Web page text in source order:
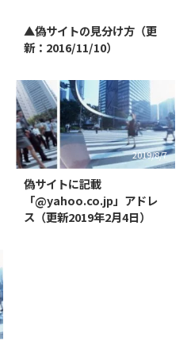
▲偽サイトの見分け方（更
新：2016/11/10）
2019/8/7
偽サイトに記載
「@yahoo.co.jp」アドレ
ス（更新2019年2月4日）